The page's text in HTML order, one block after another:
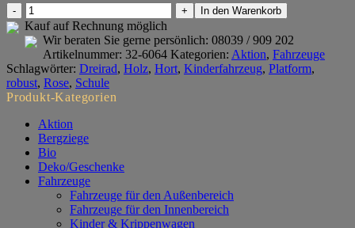
ROSE
Dreirad
(3c)
ab
7
Jahre
Menge
In den Warenkorb
Kauf auf Rechnung möglich
Wir beraten Sie gerne persönlich: 08039 / 909 202
Artikelnummer: 32-6064 Kategorien: Aktion, Fahrzeuge
Schlagwörter: Dreirad, Holz, Hort, Kinderfahrzeug, Platform,
robust, Rose, Schule
Produkt-Kategorien
Aktion
Bergziege
Bio
Deko/Geschenke
Fahrzeuge
Fahrzeuge für den Außenbereich
Fahrzeuge für den Innenbereich
Kinder & Krippenwagen